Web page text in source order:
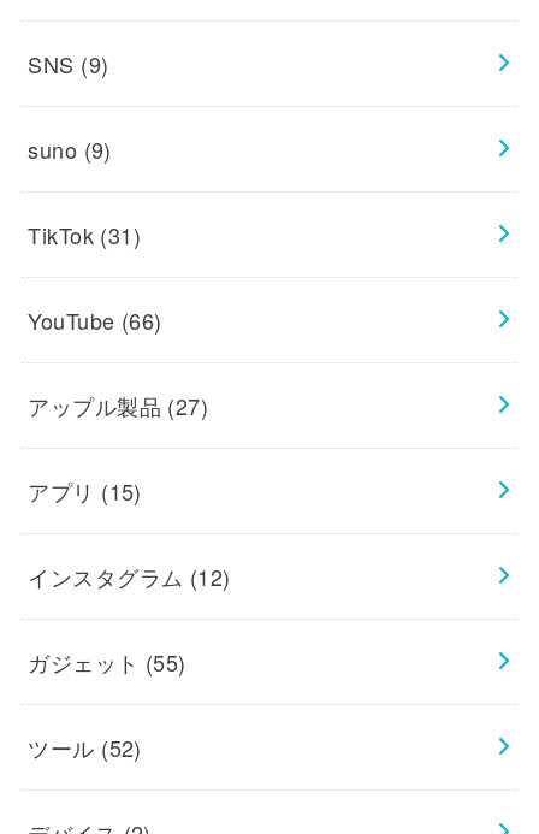
SNS (9)
suno (9)
TikTok (31)
YouTube (66)
アップル製品 (27)
アプリ (15)
インスタグラム (12)
ガジェット (55)
ツール (52)